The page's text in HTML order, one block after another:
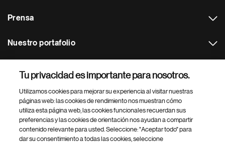
Prensa
Nuestro portafolio
Footer Site Search
Tu privacidad es importante para nosotros.
Utilizamos cookies para mejorar su experiencia al visitar nuestras
páginas web: las cookies de rendimiento nos muestran cómo
utiliza esta página web, las cookies funcionales recuerdan sus
preferencias y las cookies de orientación nos ayudan a compartir
contenido relevante para usted. Seleccione: "Aceptar todo" para
dar su consentimiento a todas las cookies, seleccione